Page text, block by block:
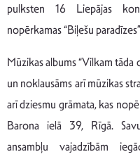
pulksten 16 Liepājas
nopērkamas “Biļešu
Mūzikas albums “Vilkam
un noklausāms arī mūzikas
arī dziesmu grāmata, kas
Barona ielā 39, Rīgā.
ansambļu vajadzībām